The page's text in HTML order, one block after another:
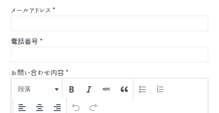
メールアドレス *
電話番号 *
お問い合わせ内容 *
段落